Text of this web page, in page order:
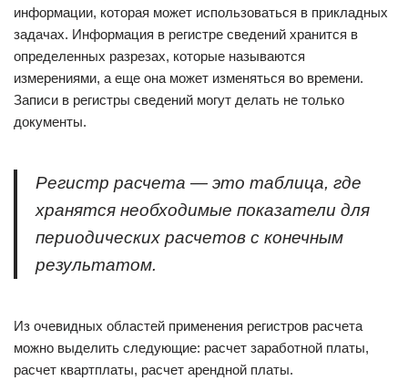
информации, которая может использоваться в прикладных
задачах. Информация в регистре сведений хранится в
определенных разрезах, которые называются
измерениями, а еще она может изменяться во времени.
Записи в регистры сведений могут делать не только
документы.
Регистр расчета — это таблица, где
хранятся необходимые показатели для
периодических расчетов с конечным
результатом.
Из очевидных областей применения регистров расчета
можно выделить следующие: расчет заработной платы,
расчет квартплаты, расчет арендной платы.